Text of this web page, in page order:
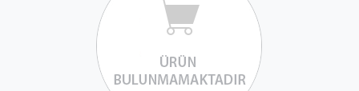
Google İle Bağlan